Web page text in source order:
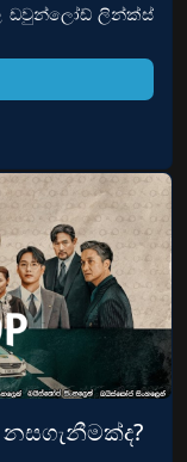
ඩවුන්ලෝඩ් ලින්ක්ස්
නසගැනීමක්ද?